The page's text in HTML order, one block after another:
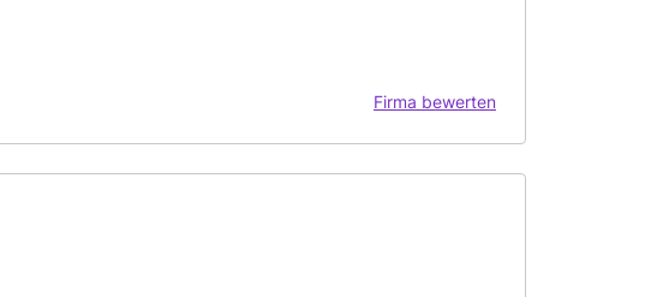
Firma bewerten